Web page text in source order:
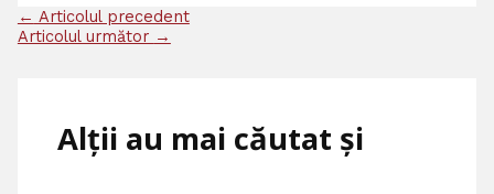
← Articolul precedent
Articolul următor →
Alții au mai căutat și